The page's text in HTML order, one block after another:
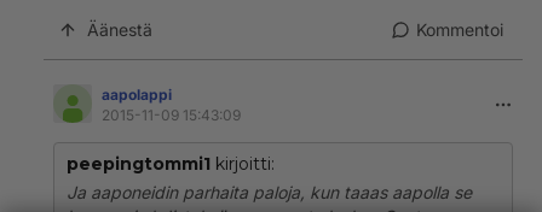
Äänestä Kommentoi
aapolappi
2015-11-09 15:43:09
peepingtommi1 kirjoitti:
Ja aaponeidin parhaita paloja, kun taaas aapolla se